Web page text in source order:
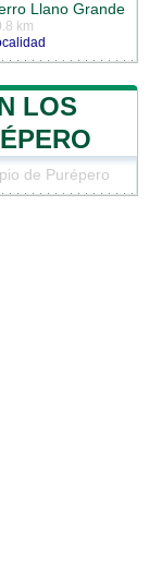
Llano Grande
km
LOS
de Purépero